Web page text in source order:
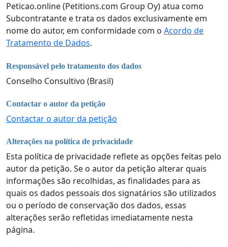
Peticao.online (Petitions.com Group Oy) atua como
Subcontratante e trata os dados exclusivamente em
nome do autor, em conformidade com o Acordo de
Tratamento de Dados.
Responsável pelo tratamento dos dados
Conselho Consultivo (Brasil)
Contactar o autor da petição
Contactar o autor da petição
Alterações na política de privacidade
Esta política de privacidade reflete as opções feitas pelo
autor da petição. Se o autor da petição alterar quais
informações são recolhidas, as finalidades para as
quais os dados pessoais dos signatários são utilizados
ou o período de conservação dos dados, essas
alterações serão refletidas imediatamente nesta
página.